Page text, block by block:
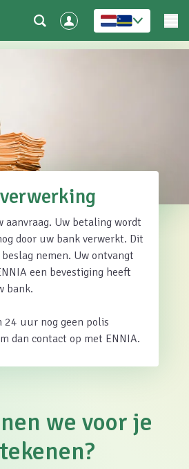
aanvraag. Uw betaling wordt
door uw bank verwerkt. Dit
nemen. Uw ontvangt
een bevestiging heeft
bank.
24 uur nog geen polis
dan contact op met ENNIA.
we voor je